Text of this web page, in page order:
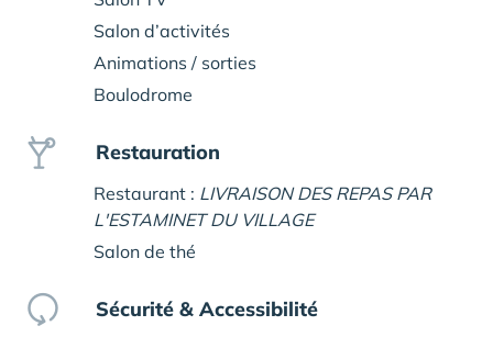
Salon d’activités
Animations / sorties
Boulodrome
Restauration
Restaurant : LIVRAISON DES REPAS PAR
L'ESTAMINET DU VILLAGE
Salon de thé
Sécurité & Accessibilité